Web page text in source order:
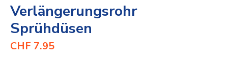
Verlängerungsrohr
Sprühdüsen
CHF 7.95